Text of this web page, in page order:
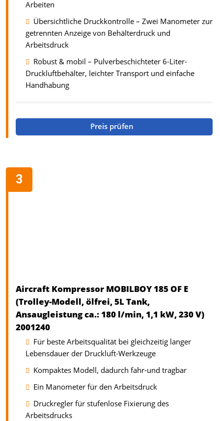
Arbeiten
Übersichtliche Druckkontrolle – Zwei Manometer zur
getrennten Anzeige von Behälterdruck und
Arbeitsdruck
Robust & mobil – Pulverbeschichteter 6-Liter-
Druckluftbehälter, leichter Transport und einfache
Handhabung
Preis prüfen
Aircraft Kompressor MOBILBOY 185 OF E
(Trolley-Modell, ölfrei, 5L Tank,
Ansaugleistung ca.: 180 l/min, 1,1 kW, 230 V)
2001240
Für beste Arbeitsqualität bei gleichzeitig langer
Lebensdauer der Druckluft-Werkzeuge
Kompaktes Modell, dadurch fahr-und tragbar
Ein Manometer für den Arbeitsdruck
Druckregler für stufenlose Fixierung des
Arbeitsdrucks